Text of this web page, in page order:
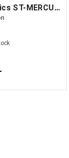
Sontronics ST-MERCURY